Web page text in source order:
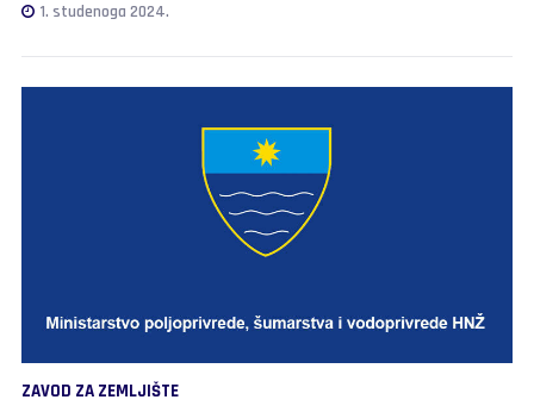
1. studenoga 2024.
ZAVOD ZA ZEMLJIŠTE